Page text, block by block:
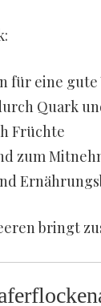
für eine
Quark
Früchte
zum
bringt